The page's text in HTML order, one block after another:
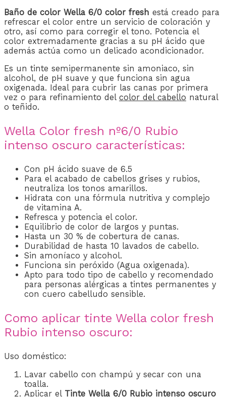
Baño de color Wella 6/0 color fresh está creado para
refrescar el color entre un servicio de coloración y
otro, así como para corregir el tono. Potencia el
color extremadamente gracias a su pH ácido que
además actúa como un delicado acondicionador.
Es un tinte semipermanente sin amoniaco, sin
alcohol, de pH suave y que funciona sin agua
oxigenada. Ideal para cubrir las canas por primera
vez o para refinamiento del color del cabello natural
o teñido.
Wella Color fresh nº6/0 Rubio
intenso oscuro características:
Con pH ácido suave de 6.5
Para el acabado de cabellos grises y rubios,
neutraliza los tonos amarillos.
Hidrata con una fórmula nutritiva y complejo
de vitamina A.
Refresca y potencia el color.
Equilibrio de color de largos y puntas.
Hasta un 30 % de cobertura de canas.
Durabilidad de hasta 10 lavados de cabello.
Sin amoníaco y alcohol.
Funciona sin peróxido (Agua oxigenada).
Apto para todo tipo de cabello y recomendado
para personas alérgicas a tintes permanentes y
con cuero cabelludo sensible.
Como aplicar tinte Wella color fresh
Rubio intenso oscuro:
Uso doméstico:
Lavar cabello con champú y secar con una
toalla.
Aplicar el Tinte Wella 6/0 Rubio intenso oscuro